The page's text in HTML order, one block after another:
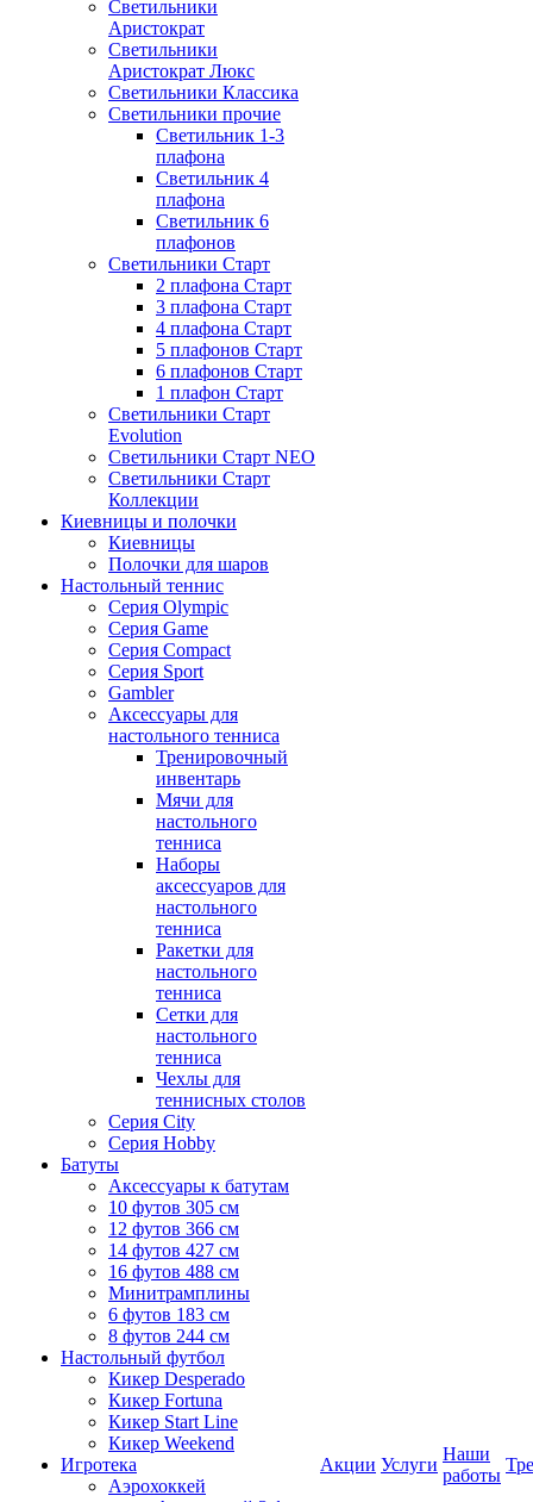
Светильники
Аристократ
Светильники
Аристократ Люкс
Светильники Классика
Светильники прочие
Светильник 1-3
плафона
Светильник 4
плафона
Светильник 6
плафонов
Светильники Старт
2 плафона Старт
3 плафона Старт
4 плафона Старт
5 плафонов Старт
6 плафонов Старт
1 плафон Старт
Светильники Старт
Evolution
Светильники Старт NEO
Светильники Старт
Коллекции
Киевницы и полочки
Киевницы
Полочки для шаров
Настольный теннис
Серия Olympic
Серия Game
Серия Compact
Серия Sport
Gambler
Аксессуары для
настольного тенниса
Тренировочный
инвентарь
Мячи для
настольного
тенниса
Наборы
аксессуаров для
настольного
тенниса
Ракетки для
настольного
тенниса
Сетки для
настольного
тенниса
Чехлы для
теннисных столов
Серия City
Серия Hobby
Батуты
Аксессуары к батутам
10 футов 305 см
12 футов 366 см
14 футов 427 см
16 футов 488 см
Минитрамплины
6 футов 183 см
8 футов 244 см
Настольный футбол
Кикер Desperado
Кикер Fortuna
Кикер Start Line
Кикер Weekend
Игротека
Аэрохоккей
Акции Услуги
Наши
работы